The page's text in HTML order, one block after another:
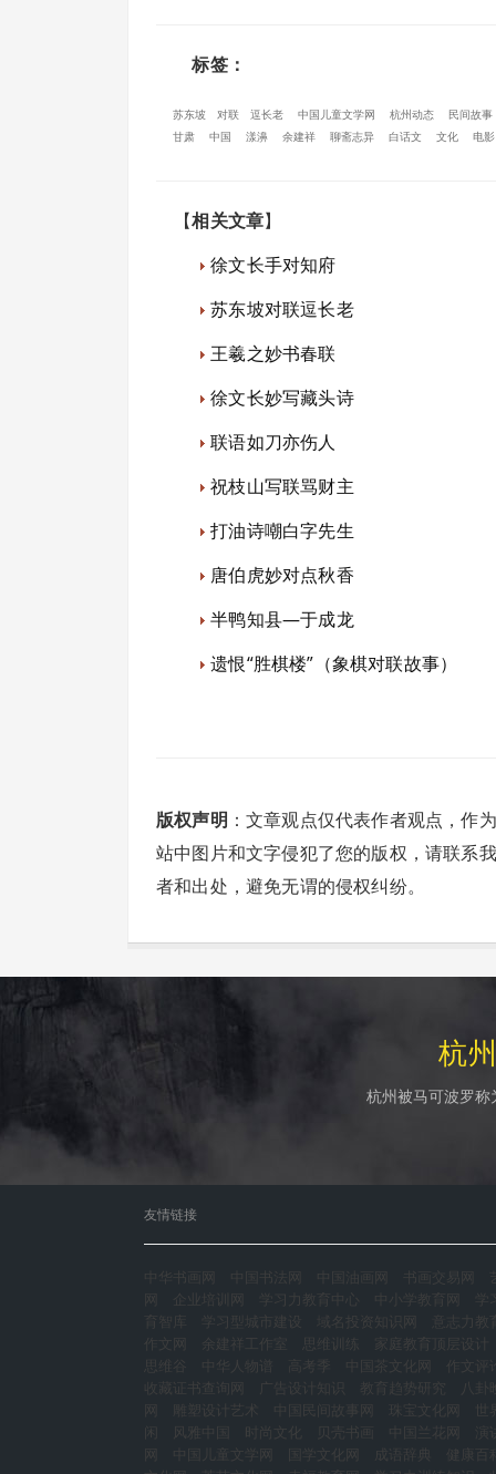
标签：
苏东坡 对联 逗长老 中国儿童文学网 杭州动态
民间故事
甘肃
中国 漾濞 余建祥 聊斋志异 白话文 文化 电影
【相关文章】
徐文长手对知府
苏东坡对联逗长老
王羲之妙书春联
徐文长妙写藏头诗
联语如刀亦伤人
祝枝山写联骂财主
打油诗嘲白字先生
唐伯虎妙对点秋香
半鸭知县—于成龙
遗恨“胜棋楼”（象棋对联故事）
版权声明 ：文章观点仅代表作者观点，作
站中图片和文字侵犯了您的版权，请联系
者和出处，避免无谓的侵权纠纷。
杭
杭州被马可波罗
友情链接
中华书画网 中国书法网 中国油画网 书画交易网
网
企业培训网 学习力教育中心 中小学教育网
育智库
学习型城市建设 域名投资知识网
意志力教
作文网
余建祥工作室 思维训练
家庭教育顶层设计
思维谷
中华人物谱 高考季 中国茶文化网
作文评
收藏证书查询网
广告设计知识 教育趋势研究
八卦
网
雕塑设计艺术 中国民间故事网 珠宝文化网
世
闲
风雅中国 时尚文化 贝壳书画 中国兰花网
网
中国儿童文学网 国学文化网 成语辞典
健康百